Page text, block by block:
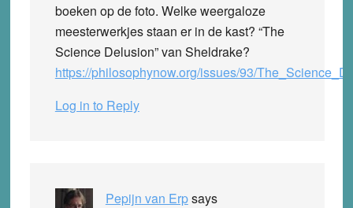
boeken op de foto. Welke weergaloze
meesterwerkjes staan er in de kast? “The
Science Delusion” van Sheldrake?
https://philosophynow.org/issues/93/
Log in to Reply
Pepijn van Erpsays